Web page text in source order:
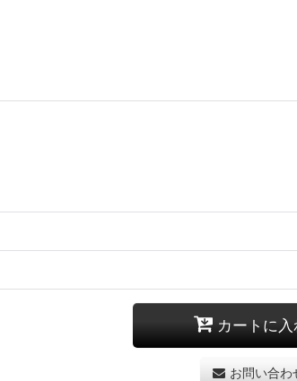
カートに入
お問い合わ